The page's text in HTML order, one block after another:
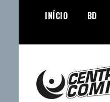
INÍCIO BD